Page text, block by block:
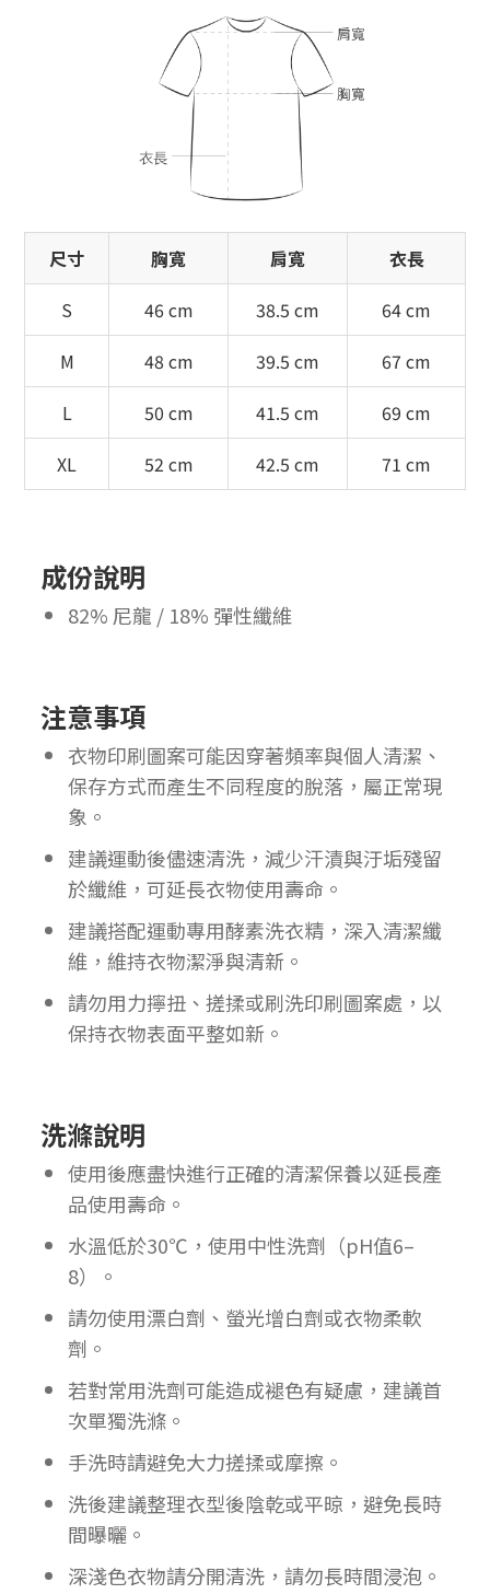
尺寸 胸寬 肩寬
衣長
S
46 cm 38.5 cm
64 cm
M
48 cm 39.5 cm
67 cm
L
50 cm 41.5 cm
69 cm
XL
52 cm 42.5 cm 71 cm
成份說明
82% 尼龍 / 18% 彈性纖維
注意事項
衣物印刷圖案可能因穿著頻率與個人清潔、
保存方式而產生不同程度的脫落，屬正常現
象。
建議運動後儘速清洗，減少汗漬與汙垢殘留
於纖維，可延長衣物使用壽命。
建議搭配運動專用酵素洗衣精，深入清潔纖
維，維持衣物潔淨與清新。
請勿用力擰扭、搓揉或刷洗印刷圖案處，以
保持衣物表面平整如新。
洗滌說明
使用後應盡快進行正確的清潔保養以延長產
品使用壽命。
水溫低於30℃，使用中性洗劑（pH值6–
8）。
請勿使用漂白劑、螢光增白劑或衣物柔軟
劑。
若對常用洗劑可能造成褪色有疑慮，建議首
次單獨洗滌。
手洗時請避免大力搓揉或摩擦。
洗後建議整理衣型後陰乾或平晾，避免長時
間曝曬。
深淺色衣物請分開清洗，請勿長時間浸泡。